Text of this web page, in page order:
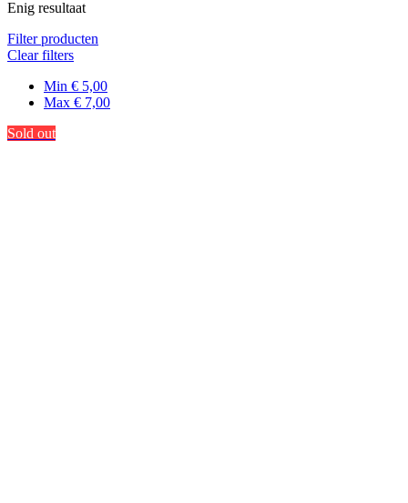
Enig resultaat
Filter producten
Clear filters
Min € 5,00
Max € 7,00
Sold out